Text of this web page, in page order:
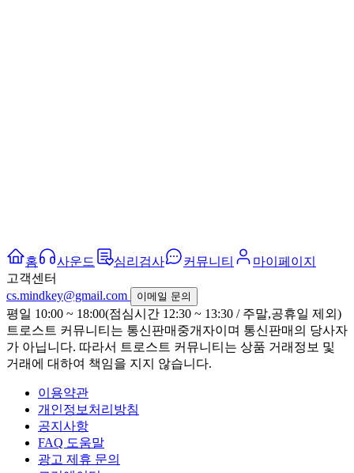
홈 사운드 심리검사 커뮤니티
마이페이지
고객센터
cs.mindkey@gmail.com
이메일 문의
평일 10:00 ~ 18:00(점심시간 12:30 ~ 13:30 / 주말,공휴일 제외)
트로스트 커뮤니티는 통신판매중개자이며 통신판매의 당사자
가 아닙니다. 따라서 트로스트 커뮤니티는 상품 거래정보 및
거래에 대하여 책임을 지지 않습니다.
이용약관
개인정보처리방침
공지사항
FAQ 도움말
광고 제휴 문의